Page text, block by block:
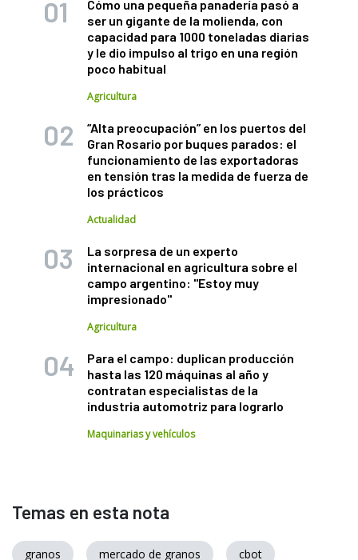
Cómo una pequeña panadería pasó a
ser un gigante de la molienda, con
capacidad para 1000 toneladas diarias
y le dio impulso al trigo en una región
poco habitual
Agricultura
“Alta preocupación” en los puertos del
Gran Rosario por buques parados: el
funcionamiento de las exportadoras
en tensión tras la medida de fuerza de
los prácticos
Actualidad
La sorpresa de un experto
internacional en agricultura sobre el
campo argentino: "Estoy muy
impresionado"
Agricultura
Para el campo: duplican producción
hasta las 120 máquinas al año y
contratan especialistas de la
industria automotriz para lograrlo
Maquinarias y vehículos
Temas en esta nota
granos mercado de granos cbot